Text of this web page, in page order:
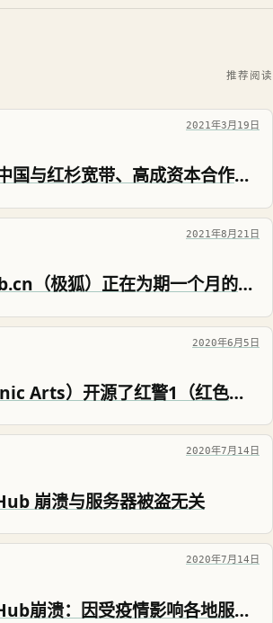
推荐阅读
2021年3月19日
GitLab 落地中国与红杉宽带、高成资本合作成立：极狐信息技术（湖北）有限公司
2021年8月21日
国内版 Gitlab.cn（极狐）正在为期一个月的内测阶段中
2020年6月5日
EA（Electronic Arts）开源了红警1（红色警戒 Red Alert1）的代码C++代码非常规范
2020年7月14日
崩溃与服务器被盗无关
2020年7月14日
微软回应GitHub崩溃：因受疫情影响各地服务器有被盗现象